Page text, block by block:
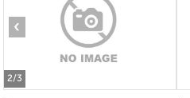
2/3
‹